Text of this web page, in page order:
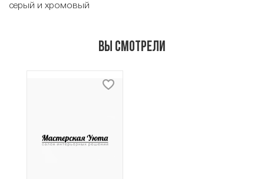
серый и хромовый
Вы смотрели